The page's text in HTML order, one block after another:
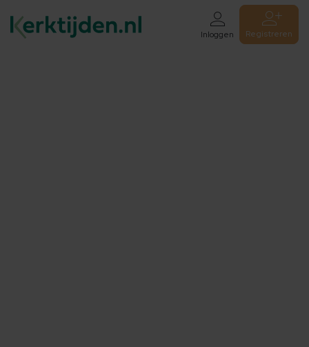
Inloggen Registreren